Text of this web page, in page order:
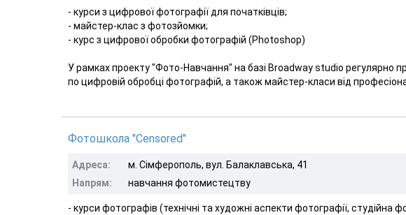
- курси з цифрової фотографії для початківців;
- майстер-клас з фотозйомки;
- курс з цифрової обробки фотографій (Photoshop)
У рамках проекту "Фото-Навчання" на базі Broadway studio регулярно
по цифровій обробці фотографій, а також майстер-класи від
Фотошкола "Censored"
Адреса:
м. Сімферополь, вул. Балаклавська, 41
Напрям:
навчання фотомистецтву
- курси фотографів (технічні та художні аспекти фотографії,